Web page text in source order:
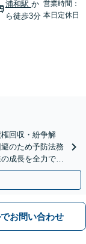
浦和駅 か
ら徒歩3分
営業時間：
本日定休日
回収・紛争解
のため予防法務
成長を全力でサ
】
お問い合わせ